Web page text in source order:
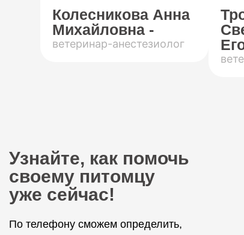
Колесникова Анна
Михайловна -
ветеринар-анестезиолог
Узнайте, как помочь
своему питомцу
уже сейчас!
По телефону сможем определить,